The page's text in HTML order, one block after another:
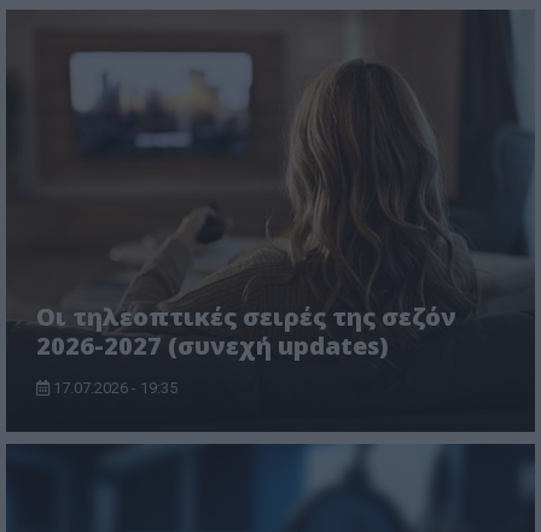
Οι τηλεοπτικές σειρές της σεζόν
2026-2027 (συνεχή updates)
17.07.2026 - 19:35